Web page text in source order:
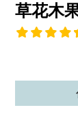
草花木